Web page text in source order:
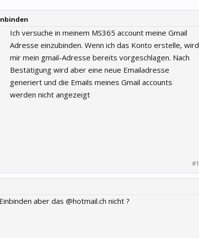
Ich versuche in meinem MS365 account meine Gmail
Adresse einzubinden. Wenn ich das Konto erstelle, wird
mir mein gmail-Adresse bereits vorgeschlagen. Nach
Bestätigung wird aber eine neue Emailadresse
generiert und die Emails meines Gmail accounts
werden nicht angezeigt
#1
aber das @hotmail.ch nicht ?